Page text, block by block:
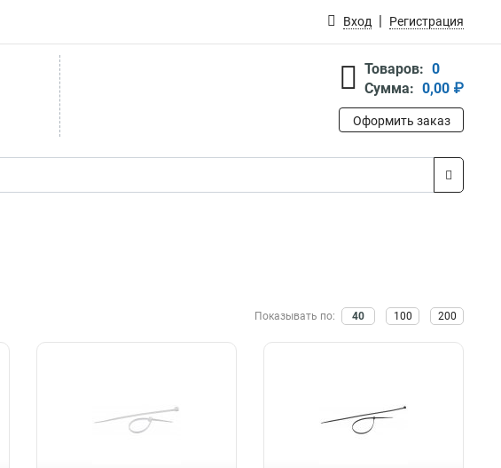
Вход Регистрация
Товаров: 0
Сумма: 0,00 ₽
Оформить заказ
Показывать по: 40 100 200